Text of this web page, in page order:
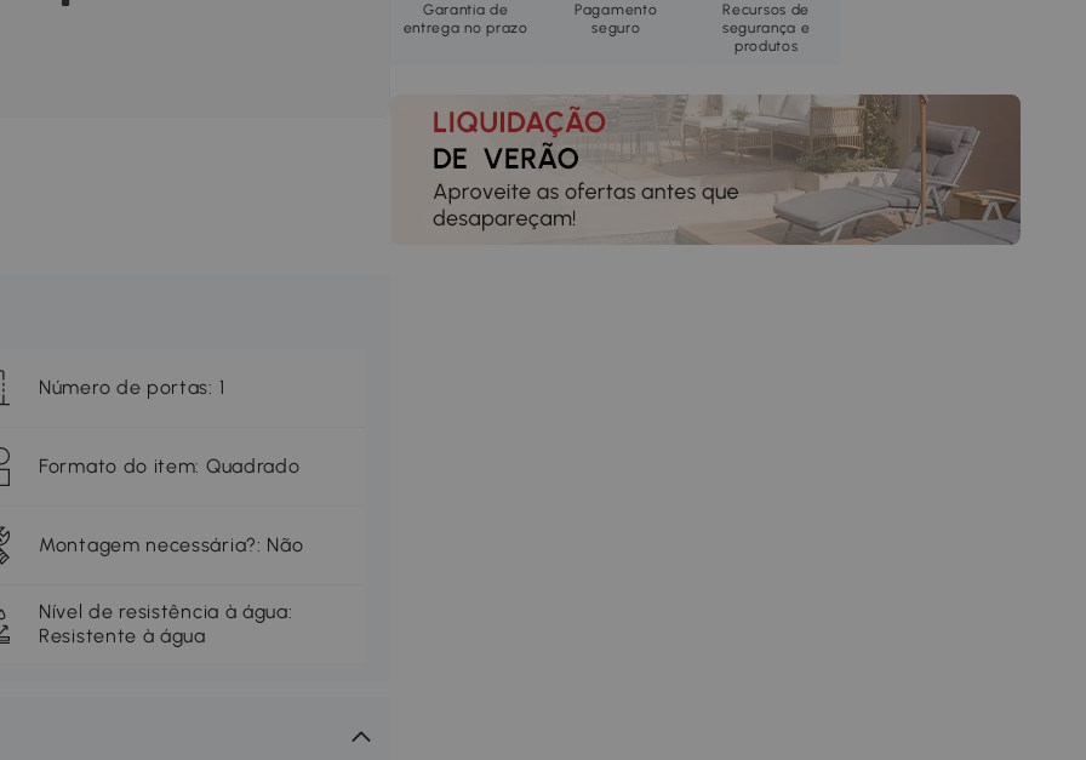
Garantia de
entrega no prazo
Pagamento
seguro
Recursos de
segurança e
produtos
Número de portas: 1
Formato do item: Quadrado
Montagem necessária?: Não
Nível de resistência à água:
Resistente à água